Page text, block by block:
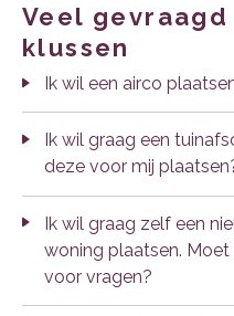
veel gevraagd over zelf
klussen
Ik wil een airco
deze voor mij
Ik wil graag zelf een nieuwe keuken in mijn
woning plaatsen.
voor vragen?